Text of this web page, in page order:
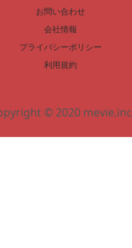
お問い合わせ
会社情報
プライバシーポリシー
利用規約
© 2020 mevie.inc